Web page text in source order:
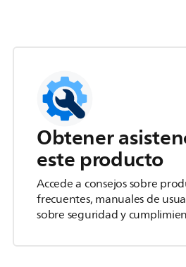
Obtener
este producto
Accede a consejos sobre
frecuentes, manuales de
sobre seguridad y